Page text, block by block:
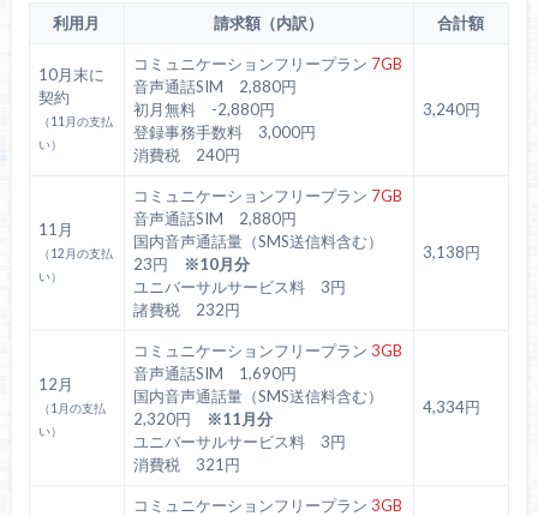
利用月 請求額（内訳） 合計額
10月末に
契約
（11月の支払
い）
コミュニケーションフリープラン 7GB
音声通話SIM 2,880円
初月無料 -2,880円
登録事務手数料 3,000円
消費税 240円
3,240円
11月
（12月の支払
い）
コミュニケーションフリープラン 7GB
音声通話SIM 2,880円
国内音声通話量（SMS送信料含む）
23円
※10月分
ユニバーサルサービス料 3円
諸費税 232円
3,138円
12月
（1月の支払
い）
コミュニケーションフリープラン 3GB
音声通話SIM 1,690円
国内音声通話量（SMS送信料含む）
2,320円
※11月分
ユニバーサルサービス料 3円
消費税 321円
4,334円
コミュニケーションフリープラン 3GB